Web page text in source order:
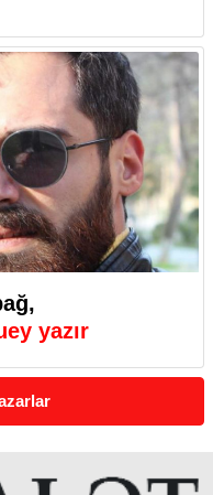
yazır